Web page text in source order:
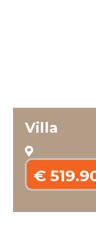
Villa
€